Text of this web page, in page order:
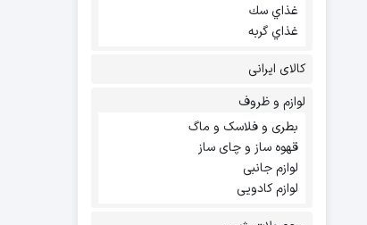
غذاي سك
غذاي گربه
کالای ایرانی
لوازم و ظروف
بطری و فلاسک و ماگ
قهوه ساز و چای ساز
لوازم جانبی
لوازم کادویی